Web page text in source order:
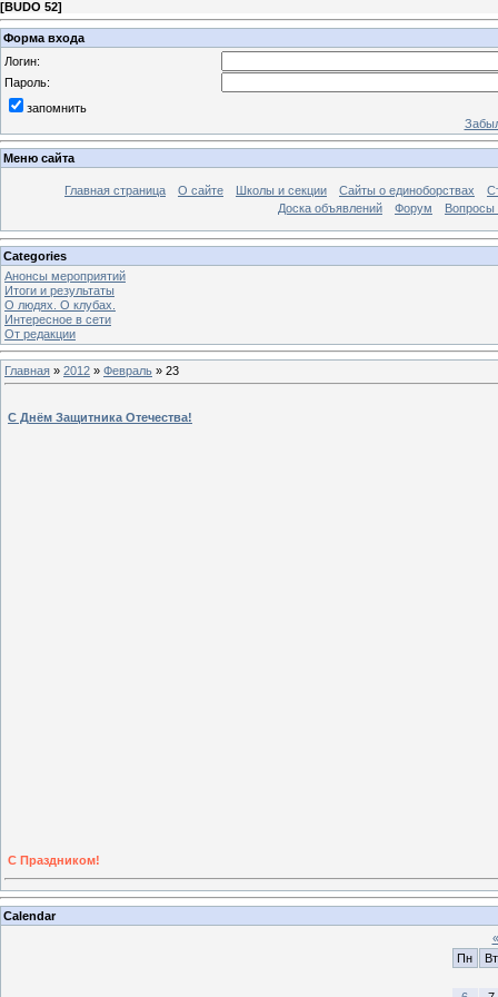
[BUDO 52]
Форма входа
Логин:
Пароль:
запомнить
Меню сайта
Главная страница О сайте Школы и секции Сайты о единоборствах
Доска объявлений
Форум Вопросы
Categories
Анонсы мероприятий
Итоги и результаты
О людях. О клубах.
Интересное в сети
От редакции
Главная » 2012 » Февраль » 23
С Днём Защитника Отечества!
С Праздником!
Calendar
«
Пн
Вт